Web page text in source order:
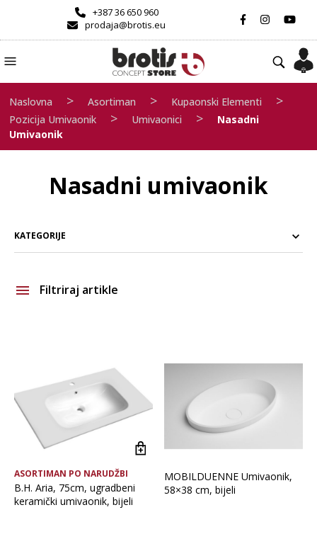
+387 36 650 960
prodaja@brotis.eu
Naslovna > Asortiman > Kupaonski Elementi >
Pozicija Umivaonik > Umivaonici >
Nasadni
Umivaonik
Nasadni umivaonik
KATEGORIJE
Filtriraj artikle
Vrsta asortimana
Glavna boja
ASORTIMAN PO NARUDŽBI
B.H. Aria, 75cm, ugradbeni
keramički umivaonik, bijeli
MOBILDUENNE Umivaonik,
58×38 cm, bijeli